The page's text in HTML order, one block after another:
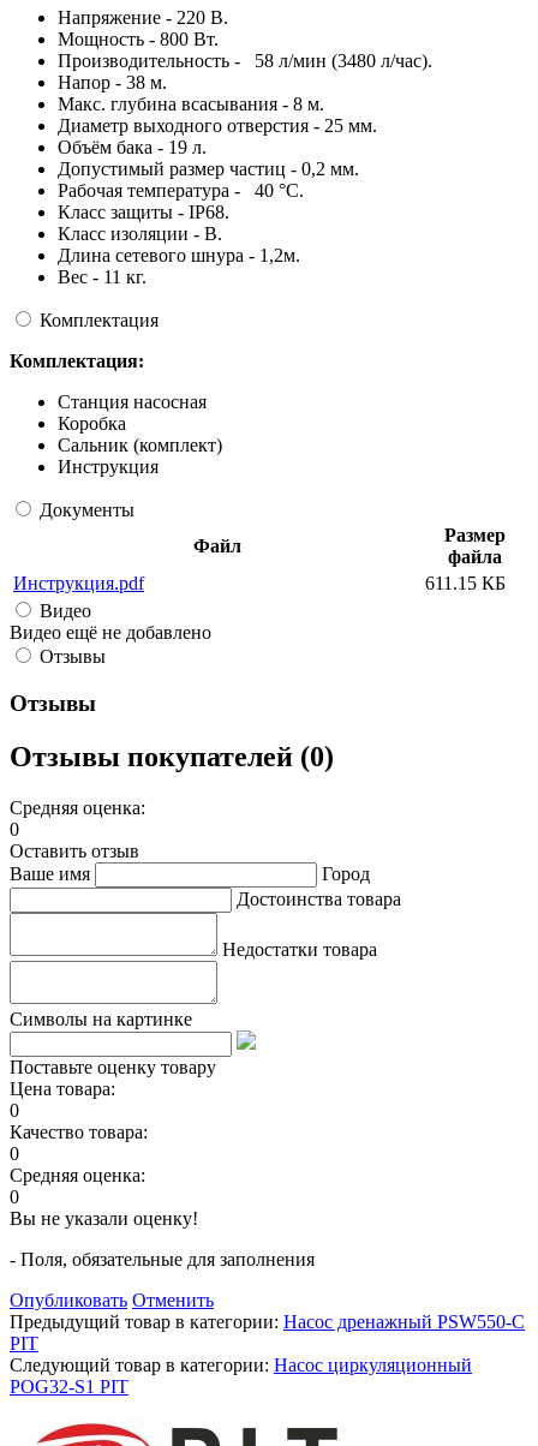
Напряжение - 220 В.
Мощность - 800 Вт.
Производительность - 58 л/мин (3480 л/час).
Напор - 38 м.
Макс. глубина всасывания - 8 м.
Диаметр выходного отверстия - 25 мм.
Объём бака - 19 л.
Допустимый размер частиц - 0,2 мм.
Рабочая температура - 40 °C.
Класс защиты - IP68.
Класс изоляции - B.
Длина сетевого шнура - 1,2м.
Вес - 11 кг.
Комплектация
Комплектация:
Станция насосная
Коробка
Сальник (комплект)
Инструкция
Документы
Файл
Размер
файла
Инструкция.pdf
611.15 КБ
Видео
Видео ещё не добавлено
Отзывы
Отзывы
Отзывы покупателей (0)
Средняя оценка:
0
Оставить отзыв
Ваше имя
Город
Достоинства товара
Недостатки товара
Символы на картинке
Поставьте оценку товару
Цена товара:
0
Качество товара:
0
Средняя оценка:
0
Вы не указали оценку!
- Поля, обязательные для заполнения
Опубликовать Отменить
Предыдущий товар в категории: Насос дренажный PSW550-C
PIT
Следующий товар в категории: Насос циркуляционный
POG32-S1 PIT